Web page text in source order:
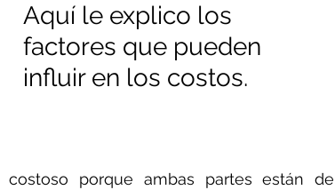
necesito divorciarme desde exterior
Divorcio Ante Notario
Aquí le explico los
factores que pueden
influir en los costos.
costoso porque ambas partes están de